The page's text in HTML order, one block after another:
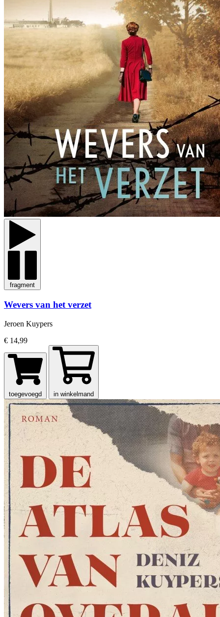
fragment
Wevers van het verzet
Jeroen Kuypers
€ 14,99
toegevoegd in winkelmand